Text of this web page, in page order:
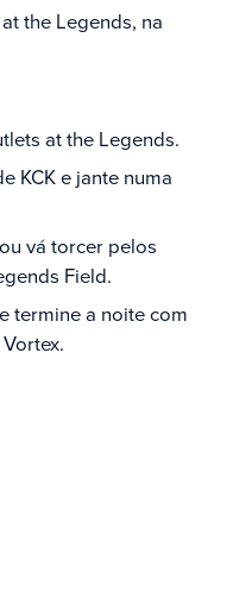
the Legends, na
at the Legends.
KCK e jante numa
vá torcer pelos
Field.
termine a noite com